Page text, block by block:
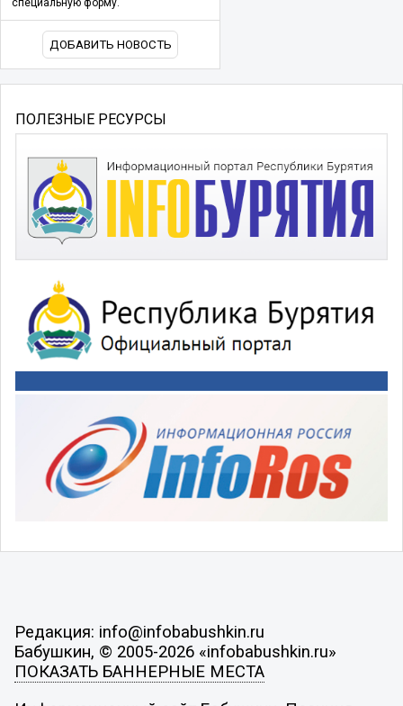
специальную форму.
ДОБАВИТЬ НОВОСТЬ
ПОЛЕЗНЫЕ РЕСУРСЫ
Редакция: info@infobabushkin.ru
Бабушкин, © 2005-2026 «infobabushkin.ru»
ПОКАЗАТЬ БАННЕРНЫЕ МЕСТА